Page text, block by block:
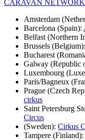
CARAVAN
Amsterdam
Barcelona (Spain):
Belfast (Northern
Brussels (Belgium):
Bucharest
Galway (Republic
Luxembourg
Paris/Bagneux
Prague (Czech
cirkus
Saint Petersburg
Circus
(Sweden): Cirkus
Tampere (Finland):